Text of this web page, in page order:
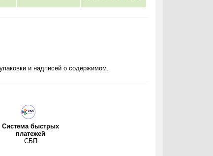
и надписей о содержимом.
Система быстрых
платежей
СБП